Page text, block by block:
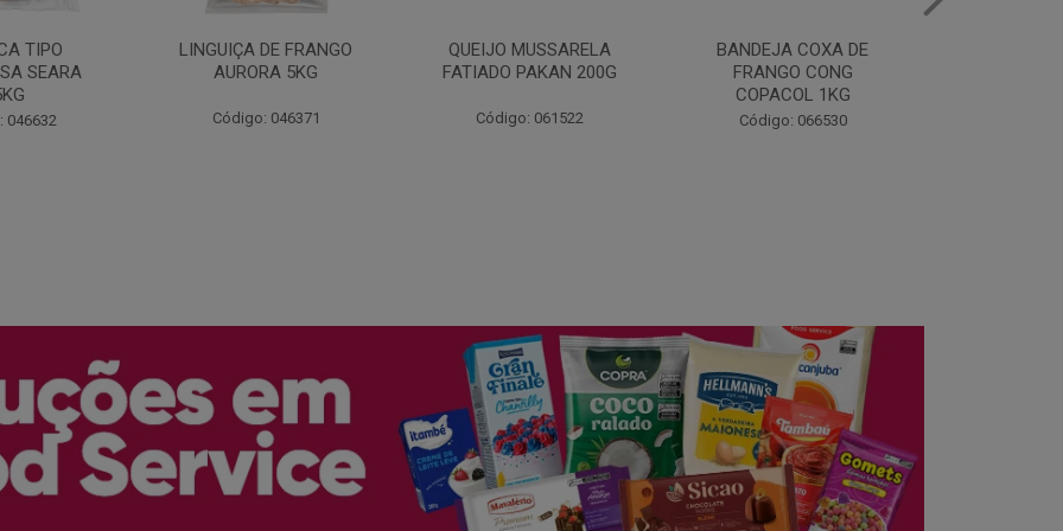
FRANGO
5KG
046371
QUEIJO MUSSARELA
FATIADO PAKAN 200G
Código: 061522
BANDEJA COXA DE
FRANGO CONG
Código: 066530
MARGARINA COM SAL
PRIMOR 250G
Código: 048243